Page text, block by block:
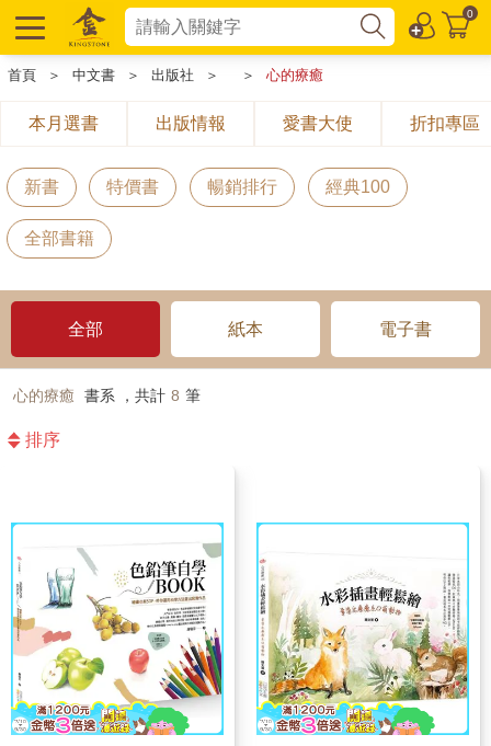
0
首頁 ＞ 中文書 ＞ 出版社 ＞ ＞ 心的療癒
本月選書 出版情報 愛書大使 折扣專區
新書 特價書 暢銷排行 經典100
全部書籍
全部 紙本 電子書
心的療癒 書系 ，共計 8 筆
排序